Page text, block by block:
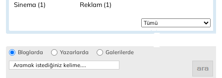
Sinema (1)
Reklam (1)
Bloglarda Yazarlarda Galerilerde